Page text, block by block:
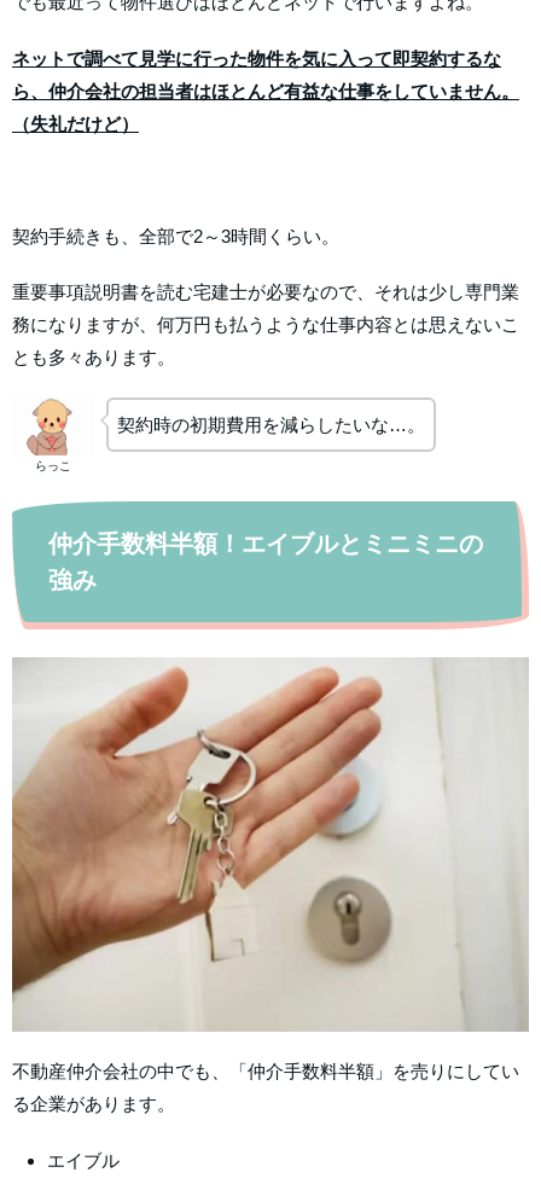
ネットで調べて見学に行った物件を気に入って即契約するな
ら、仲介会社の担当者はほとんど有益な仕事をしていません。
（失礼だけど）
契約手続きも、全部で2～3時間くらい。
重要事項説明書を読む宅建士が必要なので、それは少し専門業
務になりますが、何万円も払うような仕事内容とは思えないこ
とも多々あります。
らっこ
契約時の初期費用を減らしたいな…。
仲介手数料半額！エイブルとミニミニの
強み
不動産仲介会社の中でも、「仲介手数料半額」を売りにしてい
る企業があります。
エイブル